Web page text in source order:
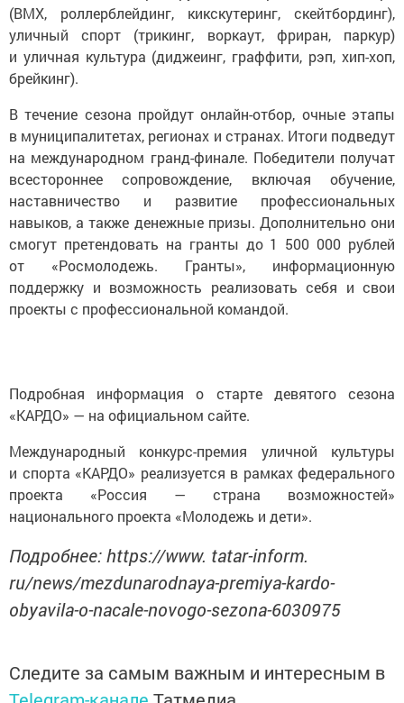
(BMX, роллерблейдинг, кикскутеринг, скейтбординг),
уличный спорт (трикинг, воркаут, фриран, паркур)
и уличная культура (диджеинг, граффити, рэп, хип-хоп,
брейкинг).
В течение сезона пройдут онлайн-отбор, очные этапы
в муниципалитетах, регионах и странах. Итоги подведут
на международном гранд-финале. Победители получат
всестороннее сопровождение, включая обучение,
наставничество и развитие профессиональных
навыков, а также денежные призы. Дополнительно они
смогут претендовать на гранты до 1 500 000 рублей
от «Росмолодежь. Гранты», информационную
поддержку и возможность реализовать себя и свои
проекты с профессиональной командой.
Подробная информация о старте девятого сезона
«КАРДО» — на официальном сайте.
Международный конкурс-премия уличной культуры
и спорта «КАРДО» реализуется в рамках федерального
проекта «Россия — страна возможностей»
национального проекта «Молодежь и дети».
Подробнее: https://www. tatar-inform.
ru/news/mezdunarodnaya-premiya-kardo-
obyavila-o-nacale-novogo-sezona-6030975
Следите за самым важным и интересным в